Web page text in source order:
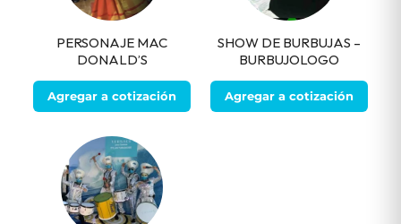
PERSONAJE MAC
DONALD’S
Agregar a cotización
SHOW DE BURBUJAS –
BURBUJOLOGO
Agregar a cotización